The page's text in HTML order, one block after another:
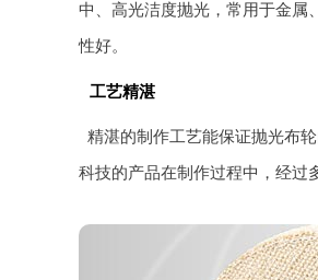
中、高光洁度抛光，常用于金属
性好。
工艺精湛
精湛的制作工艺能保证抛光布
科技的产品在制作过程中，经过